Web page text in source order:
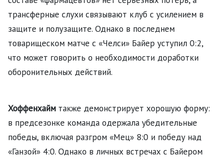
трансферные слухи связывают клуб с усилением в
защите и полузащите. Однако в последнем
товарищеском матче с «Челси» Байер уступил 0:2,
что может говорить о необходимости доработки
оборонительных действий.
Хоффенхайм также демонстрирует хорошую форму:
в предсезонке команда одержала убедительные
победы, включая разгром «Мец» 8:0 и победу над
«Ганзой» 4:0. Однако в личных встречах с Байером